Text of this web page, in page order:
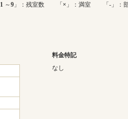
1 ～9 」：残室数 「× 」：満室 「-」：部
料金特記
なし